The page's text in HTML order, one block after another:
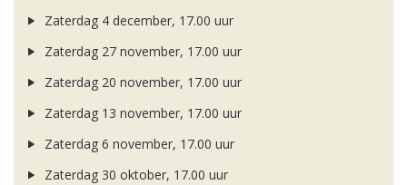
Zaterdag 4 december, 17.00 uur
Zaterdag 27 november, 17.00 uur
Zaterdag 20 november, 17.00 uur
Zaterdag 13 november, 17.00 uur
Zaterdag 6 november, 17.00 uur
Zaterdag 30 oktober, 17.00 uur